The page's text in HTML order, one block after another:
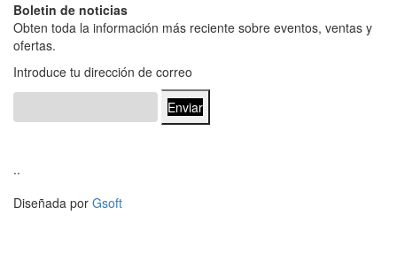
Boletin de noticias
Obten toda la información más reciente sobre eventos, ventas y
ofertas.
Introduce tu dirección de correo
Enviar
..
Diseñada por Gsoft